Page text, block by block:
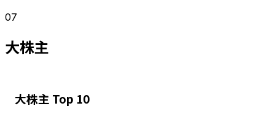
07
大株主
大株主 Top 10